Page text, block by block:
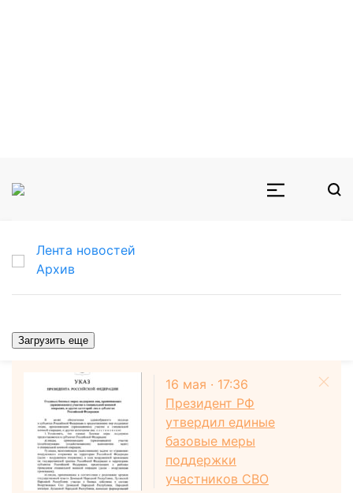
Лента новостей
Архив
Загрузить еще
16 мая · 17:36
Президент РФ
утвердил единые
базовые меры
поддержки
участников СВО